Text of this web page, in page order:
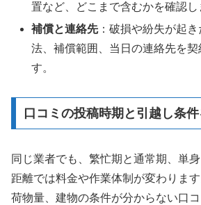
置など、どこまで含むかを確認し
補償と連絡先：破損や紛失が起
法、補償範囲、当日の連絡先を契
す。
口コミの投稿時期と引越し条
同じ業者でも、繁忙期と通常期、単
距離では料金や作業体制が変わります
荷物量、建物の条件が分からない口